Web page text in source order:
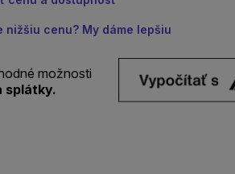
nižšiu cenu? My dáme lepšiu
možnosti
splátky.